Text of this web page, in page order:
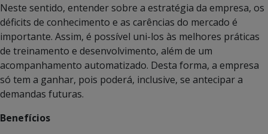
Neste sentido, entender sobre a estratégia da empresa, os
déficits de conhecimento e as carências do mercado é
importante. Assim, é possível uni-los às melhores práticas
de treinamento e desenvolvimento, além de um
acompanhamento automatizado. Desta forma, a empresa
só tem a ganhar, pois poderá, inclusive, se antecipar a
demandas futuras.
Benefícios